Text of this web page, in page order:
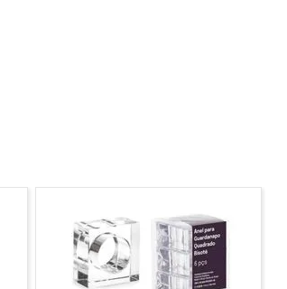
no encaixe e na limpeza